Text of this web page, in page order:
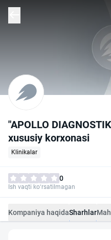
"APOLLO
xususiy korxonasi
Klinikalar
0
Ish vaqti ko‘rsatilmagan
Kompaniya haqidaSharhlar